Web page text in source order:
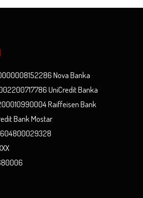
Nova Banka
UniCredit Banka
Raiffeisen Bank
Bank Mostar